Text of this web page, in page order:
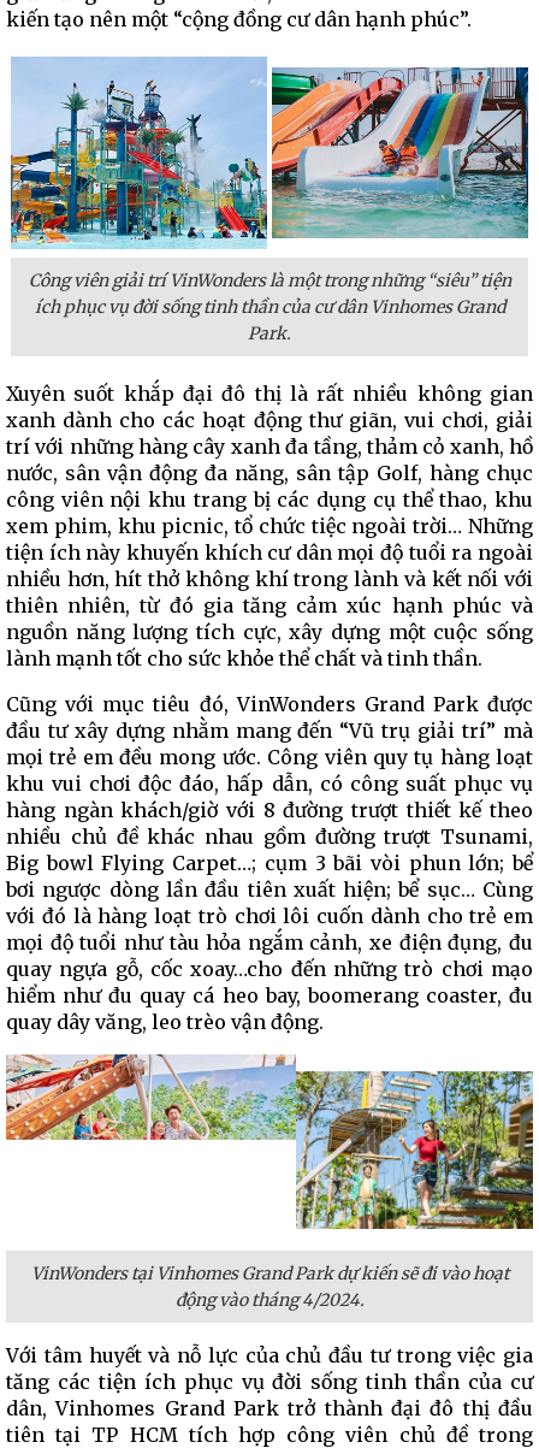
kiến tạo nên một “cộng đồng cư dân hạnh phúc”.
Công viên giải trí VinWonders là một trong những “siêu” tiện
ích phục vụ đời sống tinh thần của cư dân Vinhomes Grand
Park.
Xuyên suốt khắp đại đô thị là rất nhiều không gian
xanh dành cho các hoạt động thư giãn, vui chơi, giải
trí với những hàng cây xanh đa tầng, thảm cỏ xanh, hồ
nước, sân vận động đa năng, sân tập Golf, hàng chục
công viên nội khu trang bị các dụng cụ thể thao, khu
xem phim, khu picnic, tổ chức tiệc ngoài trời… Những
tiện ích này khuyến khích cư dân mọi độ tuổi ra ngoài
nhiều hơn, hít thở không khí trong lành và kết nối với
thiên nhiên, từ đó gia tăng cảm xúc hạnh phúc và
nguồn năng lượng tích cực, xây dựng một cuộc sống
lành mạnh tốt cho sức khỏe thể chất và tinh thần.
Cũng với mục tiêu đó, VinWonders Grand Park được
đầu tư xây dựng nhằm mang đến “Vũ trụ giải trí” mà
mọi trẻ em đều mong ước. Công viên quy tụ hàng loạt
khu vui chơi độc đáo, hấp dẫn, có công suất phục vụ
hàng ngàn khách/giờ với 8 đường trượt thiết kế theo
nhiều chủ đề khác nhau gồm đường trượt Tsunami,
Big bowl Flying Carpet…; cụm 3 bãi vòi phun lớn; bể
bơi ngược dòng lần đầu tiên xuất hiện; bể sục… Cùng
với đó là hàng loạt trò chơi lôi cuốn dành cho trẻ em
mọi độ tuổi như tàu hỏa ngắm cảnh, xe điện đụng, đu
quay ngựa gỗ, cốc xoay…cho đến những trò chơi mạo
hiểm như đu quay cá heo bay, boomerang coaster, đu
quay dây văng, leo trèo vận động.
VinWonders tại Vinhomes Grand Park dựkiếnsẽ đi vào hoạt
động vào tháng 4/2024.
Với tâm huyết và nỗ lực của chủ đầu tư trong việc gia
tăng các tiện ích phục vụ đời sống tinh thần của cư
dân, Vinhomes Grand Park trở thành đại đô thị đầu
tiên tại TP HCM tích hợp công viên chủ đề trong